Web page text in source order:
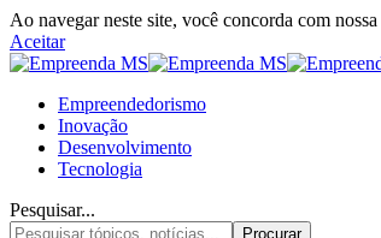
Ao navegar neste site, você concorda com nossa
Aceitar
Empreendedorismo
Inovação
Desenvolvimento
Tecnologia
Pesquisar...